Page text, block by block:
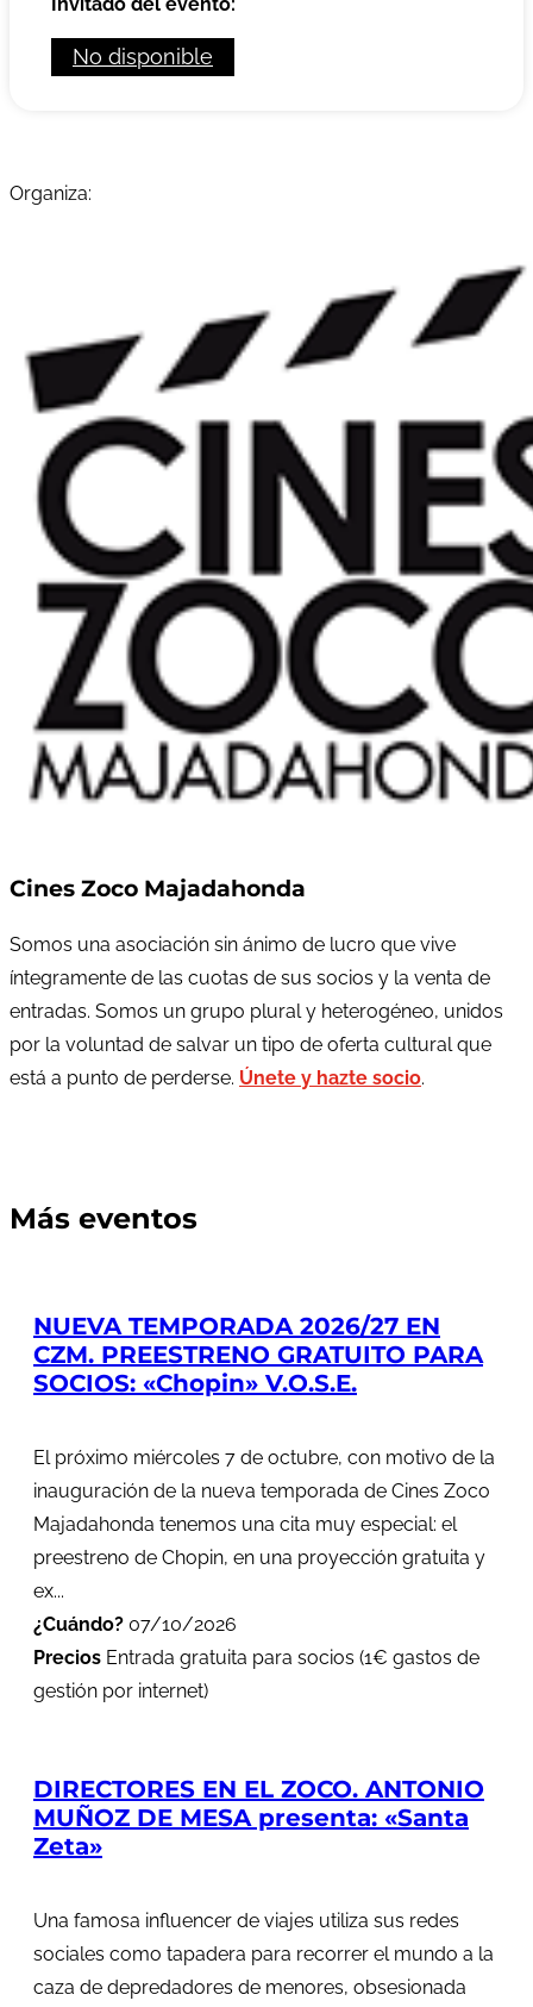
No disponible
Organiza:
Cines Zoco Majadahonda
Somos una asociación sin ánimo de lucro que vive
íntegramente de las cuotas de sus socios y la venta de
entradas. Somos un grupo plural y heterogéneo, unidos
por la voluntad de salvar un tipo de oferta cultural que
está a punto de perderse. Únete y hazte socio.
Más eventos
NUEVA TEMPORADA 2026/27 EN
CZM. PREESTRENO GRATUITO PARA
SOCIOS: «Chopin» V.O.S.E.
El próximo miércoles 7 de octubre, con motivo de la
inauguración de la nueva temporada de Cines Zoco
Majadahonda tenemos una cita muy especial: el
preestreno de Chopin, en una proyección gratuita y
ex...
¿Cuándo? 07/10/2026
Precios Entrada gratuita para socios (1€ gastos de
gestión por internet)
DIRECTORES EN EL ZOCO. ANTONIO
MUÑOZ DE MESA presenta: «Santa
Zeta»
Una famosa influencer de viajes utiliza sus redes
sociales como tapadera para recorrer el mundo a la
caza de depredadores de menores, obsesionada